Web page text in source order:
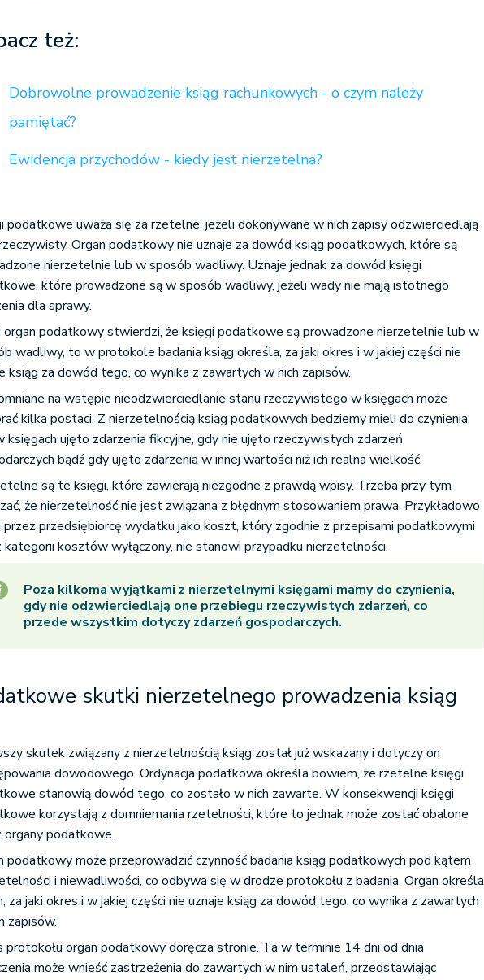
też:
Dobrowolne prowadzenie ksiąg rachunkowych - o czym należy
pamiętać?
Ewidencja przychodów - kiedy jest nierzetelna?
podatkowe uważa się za rzetelne, jeżeli dokonywane w nich zapisy odzwierciedlają
Organ podatkowy nie uznaje za dowód ksiąg podatkowych, które są
nierzetelnie lub w sposób wadliwy. Uznaje jednak za dowód księgi
które prowadzone są w sposób wadliwy, jeżeli wady nie mają istotnego
dla sprawy.
organ podatkowy stwierdzi, że księgi podatkowe są prowadzone nierzetelnie lub w
wadliwy, to w protokole badania ksiąg określa, za jaki okres i w jakiej części nie
ksiąg za dowód tego, co wynika z zawartych w nich zapisów.
na wstępie nieodzwierciedlanie stanu rzeczywistego w księgach może
kilka postaci. Z nierzetelnością ksiąg podatkowych będziemy mieli do czynienia,
księgach ujęto zdarzenia fikcyjne, gdy nie ujęto rzeczywistych zdarzeń
bądź gdy ujęto zdarzenia w innej wartości niż ich realna wielkość.
są te księgi, które zawierają niezgodne z prawdą wpisy. Trzeba przy tym
że nierzetelność nie jest związana z błędnym stosowaniem prawa. Przykładowo
przez przedsiębiorcę wydatku jako koszt, który zgodnie z przepisami podatkowymi
kategorii kosztów wyłączony, nie stanowi przypadku nierzetelności.
Poza kilkoma wyjątkami z nierzetelnymi księgami mamy do czynienia,
gdy nie odzwierciedlają one przebiegu rzeczywistych zdarzeń, co
przede wszystkim dotyczy zdarzeń gospodarczych.
skutki nierzetelnego prowadzenia ksiąg
skutek związany z nierzetelnością ksiąg został już wskazany i dotyczy on
dowodowego. Ordynacja podatkowa określa bowiem, że rzetelne księgi
stanowią dowód tego, co zostało w nich zawarte. W konsekwencji księgi
korzystają z domniemania rzetelności, które to jednak może zostać obalone
organy podatkowe.
podatkowy może przeprowadzić czynność badania ksiąg podatkowych pod kątem
i niewadliwości, co odbywa się w drodze protokołu z badania. Organ określa
za jaki okres i w jakiej części nie uznaje ksiąg za dowód tego, co wynika z zawartych
zapisów.
protokołu organ podatkowy doręcza stronie. Ta w terminie 14 dni od dnia
może wnieść zastrzeżenia do zawartych w nim ustaleń, przedstawiając